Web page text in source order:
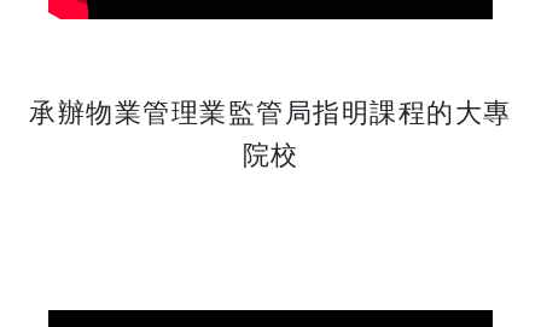
承辦物業管理業監管局指明課程的大專
院校